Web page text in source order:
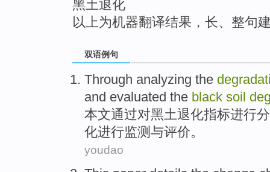
黑土退化
以上为机器翻译结果，长、整句
双语例句
Through analyzing the
and evaluated the black soil
本文通过对黑土退化指标进行
化进行监测 与评价。
youdao